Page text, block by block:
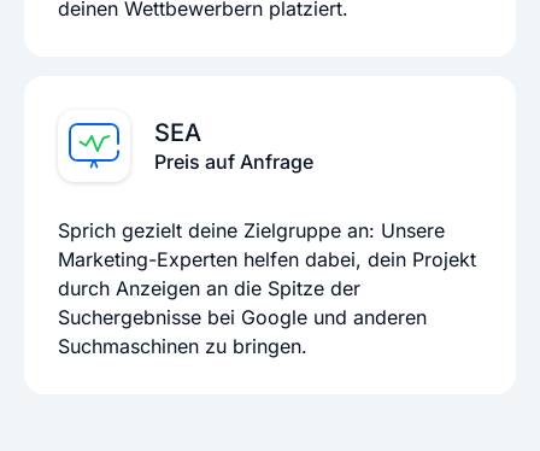
deinen Wettbewerbern platziert.
SEA
Preis auf Anfrage
Sprich gezielt deine Zielgruppe an: Unsere
Marketing-Experten helfen dabei, dein Projekt
durch Anzeigen an die Spitze der
Suchergebnisse bei Google und anderen
Suchmaschinen zu bringen.